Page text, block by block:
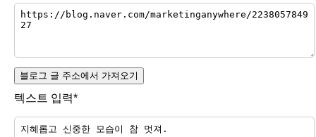
블로그 글 주소에서 가져오기
텍스트 입력*